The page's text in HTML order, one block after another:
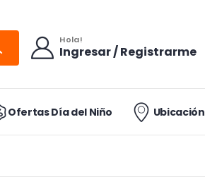
Hola!
Ingresar / Registrarme
Ofertas Día del Niño Ubicación